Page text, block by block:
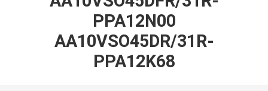
PPA12N00
AA10VSO45DR/31R-
PPA12K68